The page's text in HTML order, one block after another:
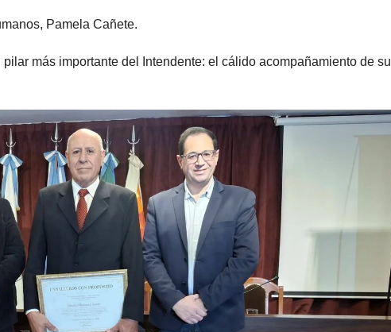
Pamela Cañete.
más importante del Intendente: el cálido acompañamiento de su